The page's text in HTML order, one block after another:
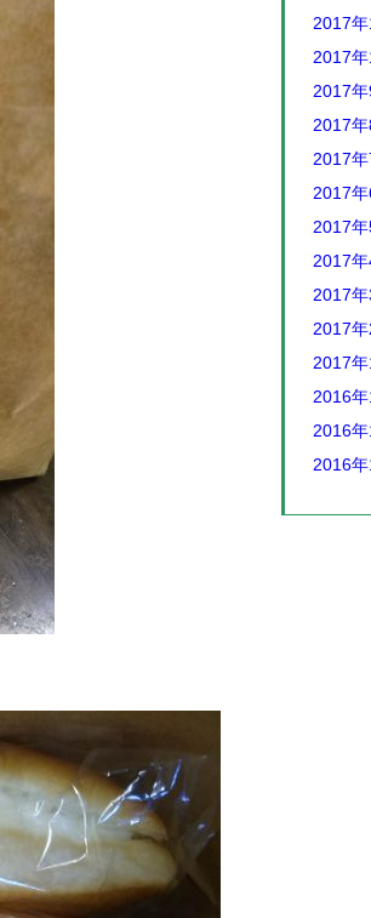
2017
2017
2017
2017
2017
2017
2017
2017
2017
2017
2017
2016
2016
2016